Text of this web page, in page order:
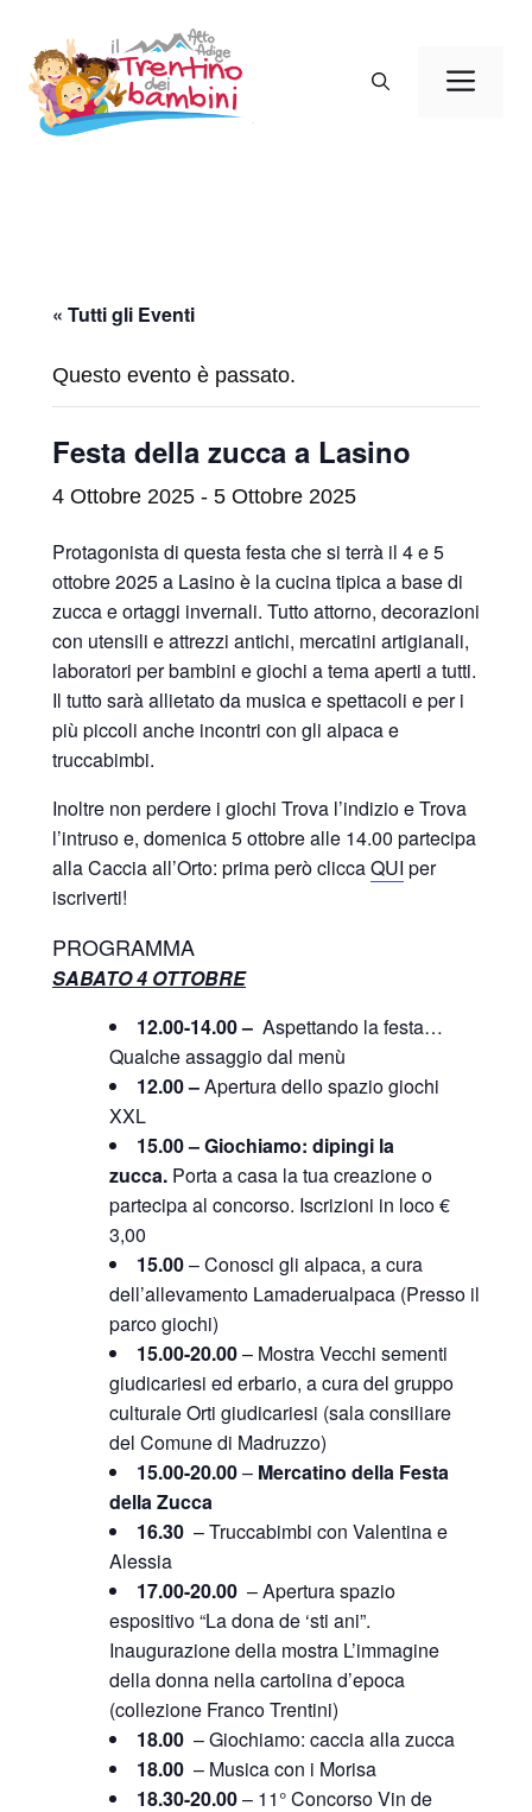
contenuto
« Tutti gli Eventi
Questo evento è passato.
Festa della zucca a Lasino
4 Ottobre 2025 - 5 Ottobre 2025
Protagonista di questa festa che si terrà il 4 e 5
ottobre 2025 a Lasino è la cucina tipica a base di
zucca e ortaggi invernali. Tutto attorno, decorazioni
con utensili e attrezzi antichi, mercatini artigianali,
laboratori per bambini e giochi a tema aperti a tutti.
Il tutto sarà allietato da musica e spettacoli e per i
più piccoli anche incontri con gli alpaca e
truccabimbi.
Inoltre non perdere i giochi Trova l’indizio e Trova
l’intruso e, domenica 5 ottobre alle 14.00 partecipa
alla Caccia all’Orto: prima però cliccaQUI per
iscriverti!
PROGRAMMA
SABATO 4 OTTOBRE
12.00-14.00 – Aspettando la festa…
Qualche assaggio dal menù
12.00 –Apertura dello spazio giochi
XXL
15.00 –Giochiamo: dipingi la
zucca. Porta a casa la tua creazione o
partecipa al concorso. Iscrizioni in loco €
3,00
15.00– Conosci gli alpaca, a cura
dell’allevamento Lamaderualpaca (Presso il
parco giochi)
15.00-20.00– Mostra Vecchi sementi
giudicariesi ed erbario, a cura del gruppo
culturale Orti giudicariesi (sala consiliare
del Comune di Madruzzo)
15.00-20.00– Mercatino della Festa
della Zucca
16.30 – Truccabimbi con Valentina e
Alessia
17.00-20.00 – Apertura spazio
espositivo “La dona de ‘sti ani”.
Inaugurazione della mostra L’immagine
della donna nella cartolina d’epoca
(collezione Franco Trentini)
18.00 – Giochiamo: caccia alla zucca
18.00 – Musica con i Morisa
18.30-20.00– 11° Concorso Vin de